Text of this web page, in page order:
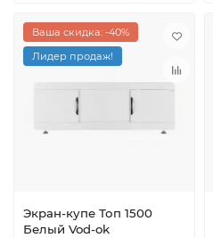
Ваша скидка: -40%
Лидер продаж!
Экран-купе Топ 1500
Белый Vod-ok